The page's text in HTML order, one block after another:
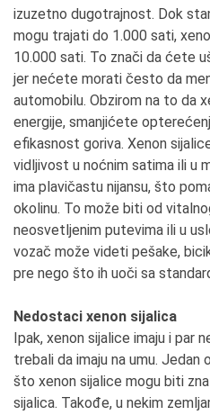
izuzetno dugotrajnost. Dok
mogu trajati do 1.000 sati,
10.000 sati. To znači da ćete
jer nećete morati često da
automobilu. Obzirom na to da
energije, smanjićete
efikasnost goriva. Xenon
vidljivost u noćnim satima ili u
ima plavičastu nijansu, što
okolinu. To može biti od
neosvetljenim putevima ili u
vozač može videti pešake,
pre nego što ih uoči sa
Nedostaci xenon sijalica
Ipak, xenon sijalice imaju i par
trebali da imaju na umu. Jedan
što xenon sijalice mogu biti
sijalica. Takođe, u nekim